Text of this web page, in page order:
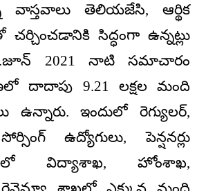
వాస్తవాలు తెలియజేసి, ఆర్థిక
సిద్ధంగా ఉన్నట్లు
2021 నాటి సమాచారం
దాదాపు 9.21 లక్షల మంది
ఉన్నారు. ఇందులో రెగ్యులర్,
ఉద్యోగులు, పెన్షనర్లు
విద్యాశాఖ, హోంశాఖ,